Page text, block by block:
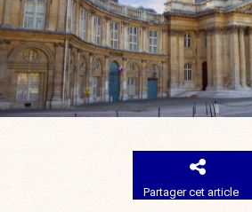
Partager cet article